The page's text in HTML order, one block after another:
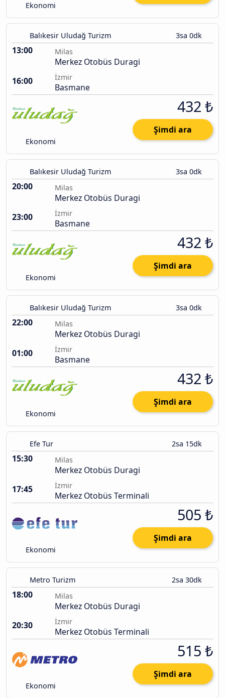
Ekonomi
Balıkesir Uludağ Turizm 3sa 0dk
13:00 Milas
Merkez Otobüs Duragi
16:00
İzmir
Basmane
Ekonomi
432 ₺
Şimdi ara
Balıkesir Uludağ Turizm 3sa 0dk
20:00 Milas
Merkez Otobüs Duragi
23:00
İzmir
Basmane
Ekonomi
432 ₺
Şimdi ara
Balıkesir Uludağ Turizm 3sa 0dk
22:00 Milas
Merkez Otobüs Duragi
01:00
İzmir
Basmane
Ekonomi
432 ₺
Şimdi ara
Efe Tur 2sa 15dk
15:30 Milas
Merkez Otobüs Duragi
17:45
İzmir
Merkez Otobüs Terminali
Ekonomi
505 ₺
Şimdi ara
Metro Turizm 2sa 30dk
18:00 Milas
Merkez Otobüs Duragi
20:30
İzmir
Merkez Otobüs Terminali
Ekonomi
515 ₺
Şimdi ara